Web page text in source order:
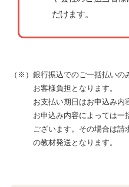
だけます。
（※）銀行振込でのご一括払い
お客様負担となります。
お支払い期日はお申込み内
お申込み内容によっては一
ございます。その場合は
の教材発送となります。